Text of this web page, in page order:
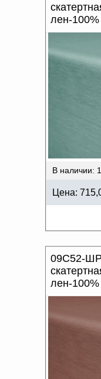
лен-100%
В наличии:
Цена:
09С52-
лен-100%